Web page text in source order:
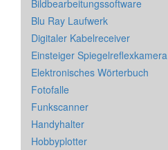
Bildbearbeitungssoftware
Blu Ray Laufwerk
Digitaler Kabelreceiver
Einsteiger Spiegelreflexkamera
Elektronisches Wörterbuch
Fotofalle
Funkscanner
Handyhalter
Hobbyplotter